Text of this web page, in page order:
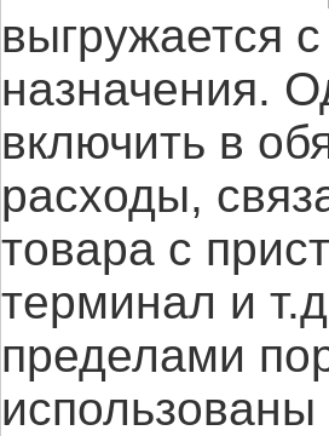
выгружается
назначения.
включить в
расходы,
товара с
терминал и
пределами